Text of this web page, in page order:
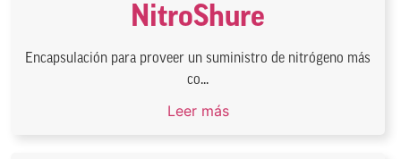
NitroShure
Encapsulación para proveer un suministro de nitrógeno más
co...
Leer más